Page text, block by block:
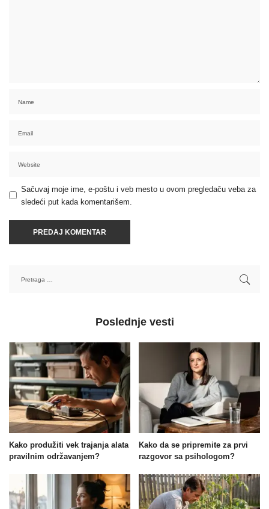
Sačuvaj moje ime, e-poštu i veb mesto u ovom pregledaču veba za
sledeći put kada komentarišem.
Poslednje vesti
Kako produžiti vek trajanja alata
pravilnim održavanjem?
Kako da se pripremite za prvi
razgovor sa psihologom?